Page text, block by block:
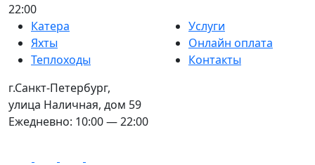
22:00
Катера
Яхты
Теплоходы
Услуги
Онлайн оплата
Контакты
г.Санкт-Петербург,
улица Наличная, дом 59
Ежедневно: 10:00 — 22:00